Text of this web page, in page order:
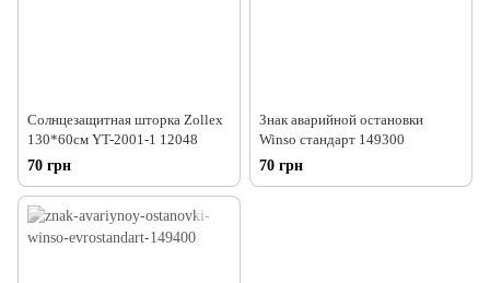
Солнцезащитная шторка Zollex
130*60см YT-2001-1 12048
70 грн
Знак аварийной остановки
Winso стандарт 149300
70 грн